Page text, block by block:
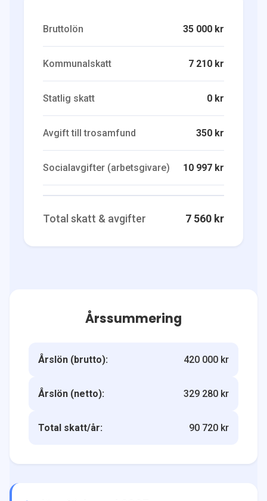
Bruttolön 35 000 kr
Kommunalskatt 7 210 kr
Statlig skatt 0 kr
Avgift till trosamfund 350 kr
Socialavgifter (arbetsgivare) 10 997 kr
Total skatt & avgifter 7 560 kr
Årssummering
Årslön (brutto): 420 000 kr
Årslön (netto): 329 280 kr
Total skatt/år: 90 720 kr